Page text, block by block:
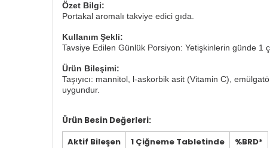
Özet Bilgi:
Portakal aromalı takviye edici gıda.
Kullanım Şekli:
Tavsiye Edilen Günlük Porsiyon: Yetişkinlerin günde 1
Ürün Bileşimi:
Taşıyıcı: mannitol, l-askorbik asit (Vitamin C),
uygundur.
Ürün Besin Değerleri:
Aktif Bileşen
1 Çiğneme Tabletinde
%BRD*